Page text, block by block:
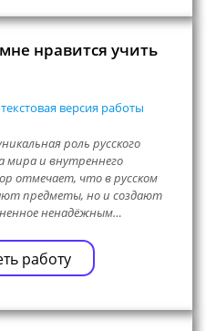
нравится учить
версия работы
роль русского
мира и внутреннего
отмечает, что в русском
предметы, но и создают
ненадёжным…
работу